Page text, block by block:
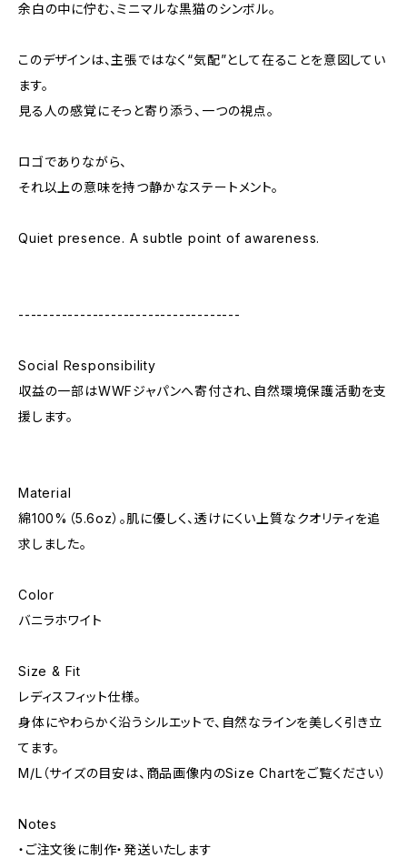
余白の中に佇む、ミニマルな黒猫のシンボル。
このデザインは、主張ではなく“気配”として在ることを意図してい
ます。
見る人の感覚にそっと寄り添う、一つの視点。
ロゴでありながら、
それ以上の意味を持つ静かなステートメント。
Quiet presence. A subtle point of awareness.
------------------------------------
Social Responsibility
収益の一部はWWFジャパンへ寄付され、自然環境保護活動を支
援します。
Material
綿100%（5.6oz）。肌に優しく、透けにくい上質なクオリティを追
求しました。
Color
バニラホワイト
Size & Fit
レディスフィット仕様。
身体にやわらかく沿うシルエットで、自然なラインを美しく引き立
てます。
M/L（サイズの目安は、商品画像内のSize Chartをご覧ください）
Notes
・ご注文後に制作・発送いたします